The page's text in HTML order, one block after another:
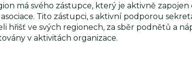
má svého zástupce, který je aktivně
Tito zástupci, s aktivní podporou
hřišť ve svých regionech, za sběr podnětů a
v aktivitách organizace.